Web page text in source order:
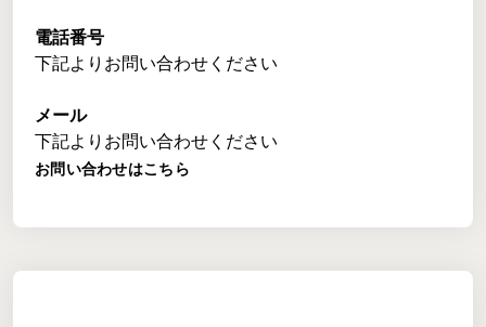
電話番号
下記よりお問い合わせください
メール
下記よりお問い合わせください
お問い合わせはこちら